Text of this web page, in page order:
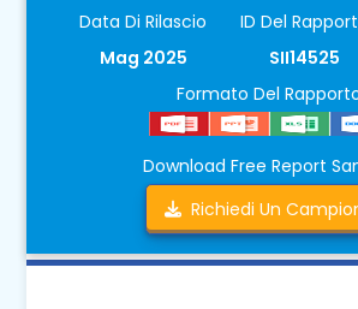
Data Di Rilascio
Mag 2025
ID Del
SII14525
Formato Del
Download Free Report
Richiedi Un